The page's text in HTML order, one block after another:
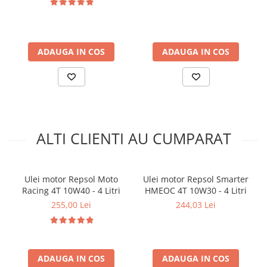
► Accesorii auto
■ Huse scaune auto
■ Accesorii auto interior
■ Intretinere auto
■ Electrice auto
■ Siguranta auto
■ Truse si scule de mana
ADAUGA IN COS ADAUGA IN COS
ALTI CLIENTI AU CUMPARAT
Ulei motor Repsol Moto
Racing 4T 10W40 - 4 Litri
255,00 Lei
ADAUGA IN COS
Ulei motor Repsol Smarter
HMEOC 4T 10W30 - 4 Litri
244,03 Lei
ADAUGA IN COS